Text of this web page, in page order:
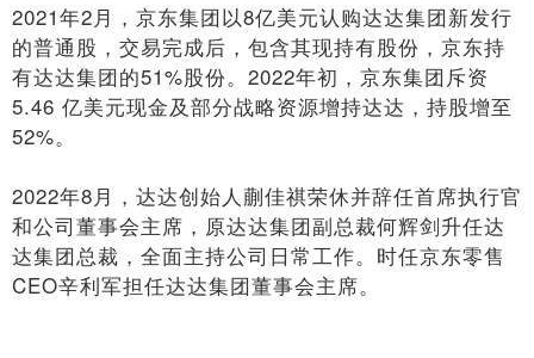
2021年2月，京东集团以8亿美元认购达达集团新发行
的普通股，交易完成后，包含其现持有股份，京东持
有达达集团的51%股份。2022年初，京东集团斥资
5.46 亿美元现金及部分战略资源增持达达，持股增至
52%。
2022年8月，达达创始人蒯佳祺荣休并辞任首席执行官
和公司董事会主席，原达达集团副总裁何辉剑升任达
达集团总裁，全面主持公司日常工作。时任京东零售
CEO辛利军担任达达集团董事会主席。